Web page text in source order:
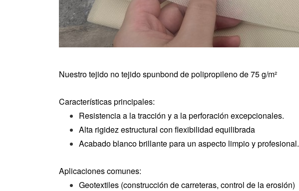
Nuestro tejido no tejido spunbond de polipropileno de 75 g/m²
Características principales:
Resistencia a la tracción y a la perforación excepcionales.
Alta rigidez estructural con flexibilidad equilibrada
Acabado blanco brillante para un aspecto limpio y profesional.
Aplicaciones comunes:
Geotextiles (construcción de carreteras, control de la erosión)